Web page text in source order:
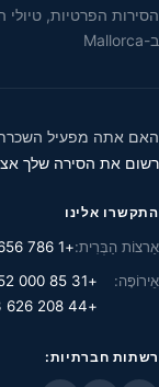
הסירות הפרטיות, טיולי
ב-Mallorca
האם אתה מפעיל
רשום את הסירה שלך
התקשרו אלינו
אַרצוֹת הַבְּרִית:+1 786 656 0170
אֵירוֹפָּה:
+31 85 000 3752
+44 208 626 4523
רשתות חברתיות: